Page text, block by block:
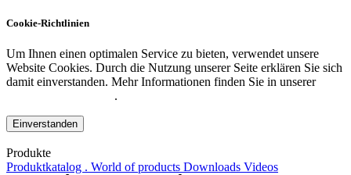
Cookie-Richtlinien
Um Ihnen einen optimalen Service zu bieten, verwendet unsere
Website Cookies. Durch die Nutzung unserer Seite erklären Sie sich
damit einverstanden. Mehr Informationen finden Sie in unserer
.
Einverstanden
Produkte
Produktkatalog . World of products Downloads Videos